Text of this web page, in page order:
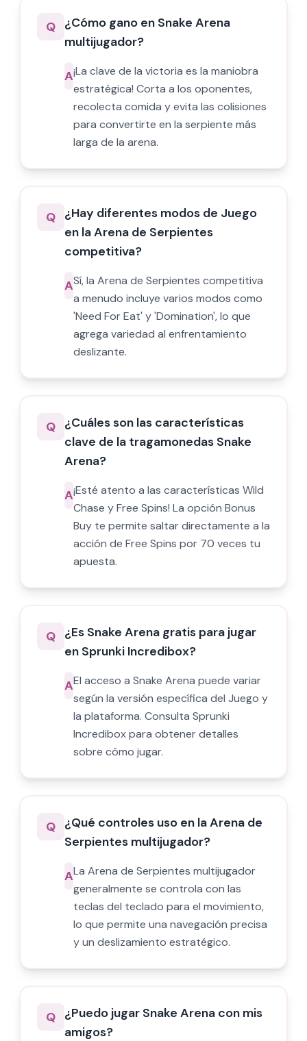
Q ¿Cómo gano en Snake Arena
multijugador?
A¡La clave de la victoria es la maniobra
estratégica! Corta a los oponentes,
recolecta comida y evita las colisiones
para convertirte en la serpiente más
larga de la arena.
Q ¿Hay diferentes modos de Juego
en la Arena de Serpientes
competitiva?
ASí, la Arena de Serpientes competitiva
a menudo incluye varios modos como
'Need For Eat' y 'Domination', lo que
agrega variedad al enfrentamiento
deslizante.
Q ¿Cuáles son las características
clave de la tragamonedas Snake
Arena?
A¡Esté atento a las características Wild
Chase y Free Spins! La opción Bonus
Buy te permite saltar directamente a la
acción de Free Spins por 70 veces tu
apuesta.
Q ¿Es Snake Arena gratis para jugar
en Sprunki Incredibox?
AEl acceso a Snake Arena puede variar
según la versión específica del Juego y
la plataforma. Consulta Sprunki
Incredibox para obtener detalles
sobre cómo jugar.
Q ¿Qué controles uso en la Arena de
Serpientes multijugador?
ALa Arena de Serpientes multijugador
generalmente se controla con las
teclas del teclado para el movimiento,
lo que permite una navegación precisa
y un deslizamiento estratégico.
Q ¿Puedo jugar Snake Arena con mis
amigos?